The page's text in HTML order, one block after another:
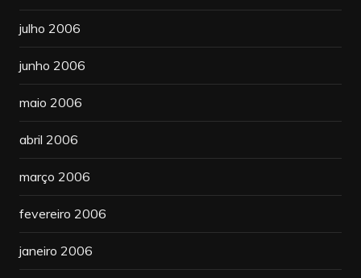
julho 2006
junho 2006
maio 2006
abril 2006
março 2006
fevereiro 2006
janeiro 2006